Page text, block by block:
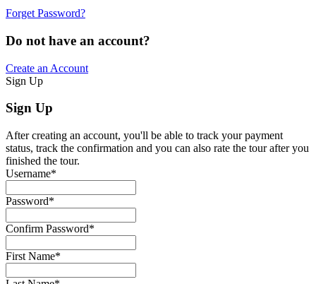
Forget Password?
Do not have an account?
Create an Account
Sign Up
Sign Up
After creating an account, you'll be able to track your payment
status, track the confirmation and you can also rate the tour after you
finished the tour.
Username*
Password*
Confirm Password*
First Name*